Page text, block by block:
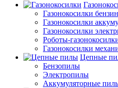
Газонокосилки
Газонокосилки
Газонокосилки
Роботы-
Газонокосилки
Цепные
Бензопилы
Электропилы
Аккумуляторные